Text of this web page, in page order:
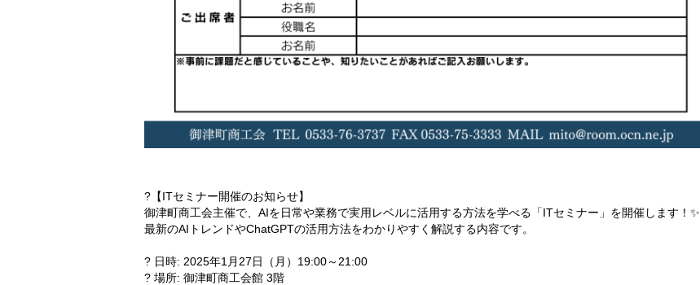
?【ITセミナー開催のお知らせ】
御津町商工会主催で、AIを日常や業務で実用レベルに活用する方法を学べる「ITセミナー」を開催します！✨
最新のAIトレンドやChatGPTの活用方法をわかりやすく解説する内容です。
? 日時: 2025年1月27日（月）19:00～21:00
? 場所: 御津町商工会館 3階